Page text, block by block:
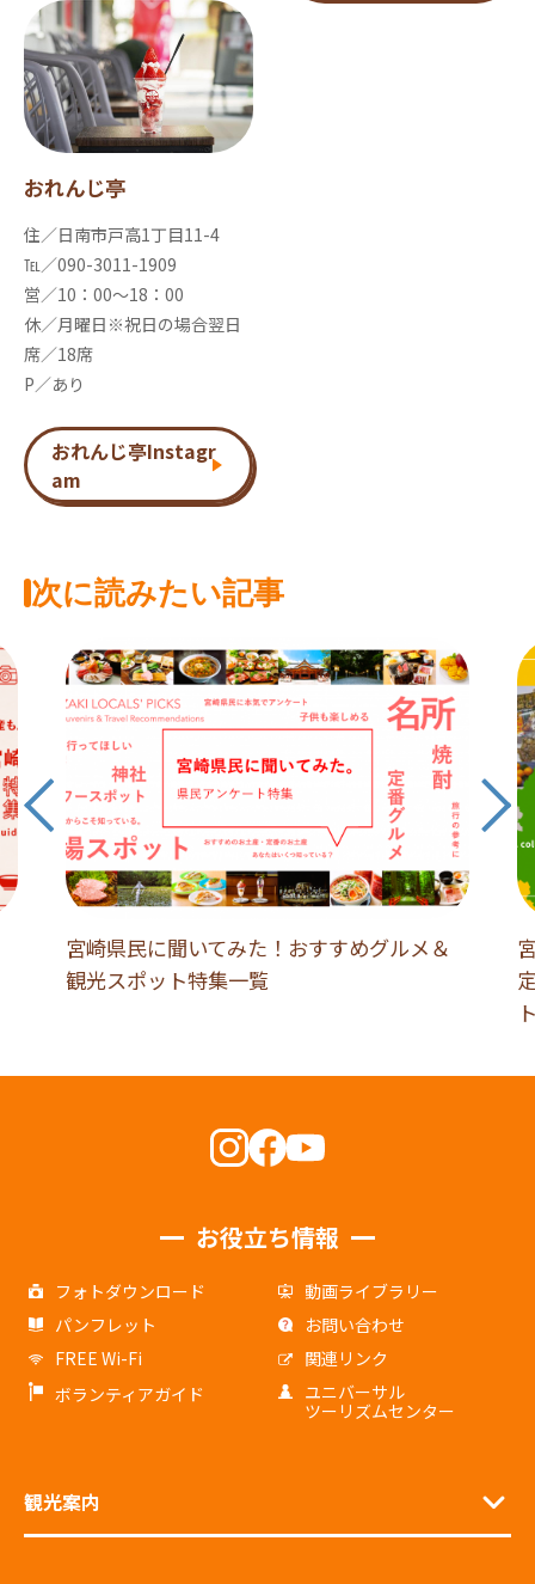
おれんじ亭
住／日南市戸高1丁目11-4
℡／090-3011-1909
営／10：00～18：00
休／月曜日※祝日の場合翌日
席／18席
P／あり
おれんじ亭Instagr
am
次に読みたい記事
宮崎県民に聞いてみた！おすすめグルメ＆
観光スポット特集一覧
お役立ち情報
フォトダウンロード
動画ライブラリー
パンフレット
お問い合わせ
FREE Wi-Fi
関連リンク
ボランティアガイド
ユニバーサル
ツーリズムセンター
観光案内